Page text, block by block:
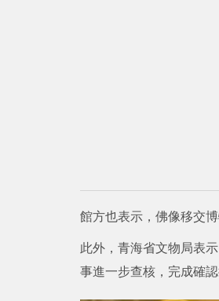
館方也表示，佛像移交
此外，青海省文物局表
事進一步查核，完成確